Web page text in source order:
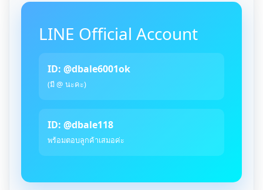
LINE Official Account
ID: @dbale6001ok
(มี @ นะคะ)
ID: @dbale118
พร้อมตอบลูกค้าเสมอค่ะ